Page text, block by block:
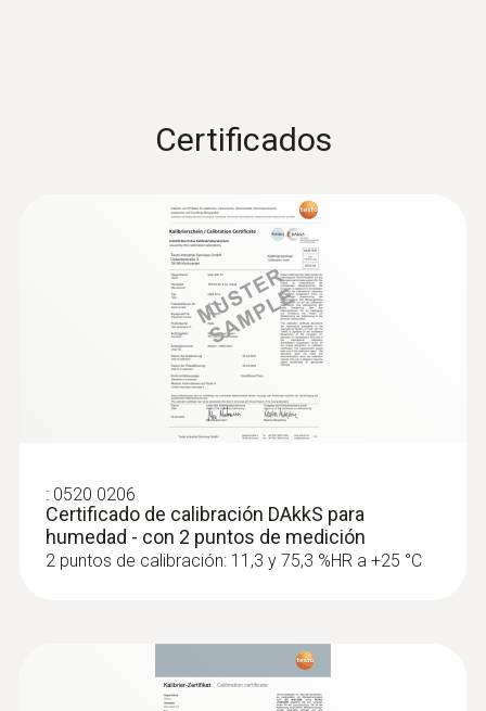
Certificados
: 0520 0206
Certificado de calibración DAkkS para
humedad - con 2 puntos de medición
2 puntos de calibración: 11,3 y 75,3 %HR a +25 °C